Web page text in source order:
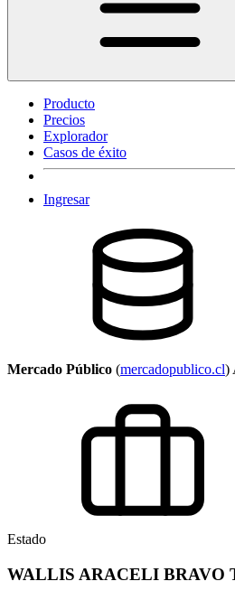
Producto
Precios
Explorador
Casos de éxito
Ingresar
Mercado Público (mercadopublico.cl)
Estado
WALLIS ARACELI BRAVO